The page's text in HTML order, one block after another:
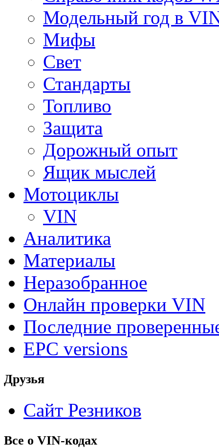
Модельный год в
Мифы
Свет
Стандарты
Топливо
Защита
Дорожный опыт
Ящик мыслей
Мотоциклы
VIN
Аналитика
Материалы
Неразобранное
Онлайн проверки VIN
Последние
EPC versions
Друзья
Сайт Резников
Все о VIN-кодах